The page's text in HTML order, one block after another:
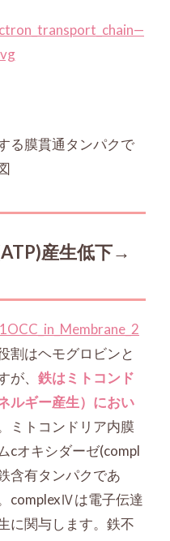
る膜貫通タンパクで
産生低下→
割はヘモグロビンと
が、 鉄はミトコンド
ルギー産生）におい
ミトコンドリア内膜
cオキシダーゼ(compl
含有タンパクであ
complexⅣは電子伝達
に関与します。鉄不